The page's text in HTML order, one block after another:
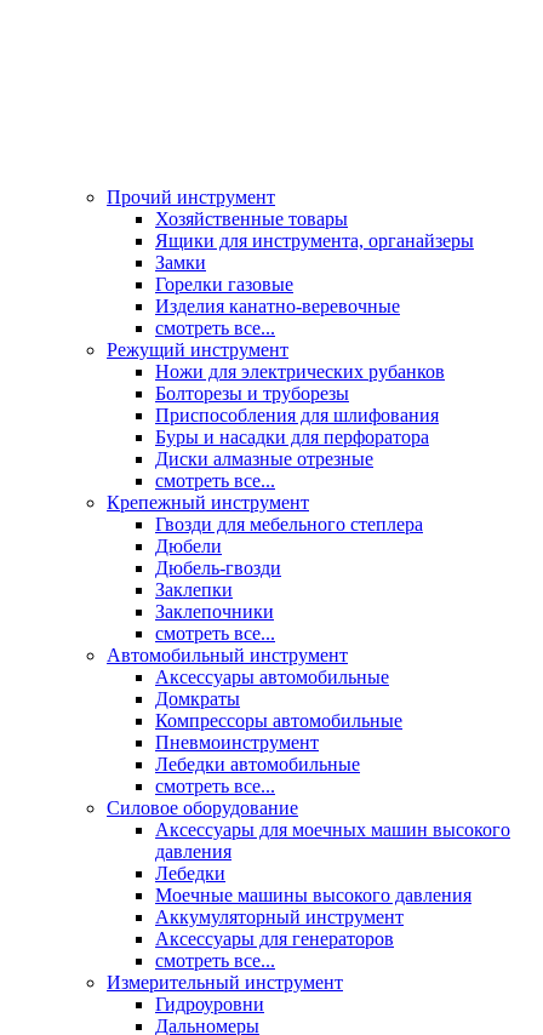
Прочий инструмент
Хозяйственные товары
Ящики для инструмента, органайзеры
Замки
Горелки газовые
Изделия канатно-веревочные
смотреть все...
Режущий инструмент
Ножи для электрических рубанков
Болторезы и труборезы
Приспособления для шлифования
Буры и насадки для перфоратора
Диски алмазные отрезные
смотреть все...
Крепежный инструмент
Гвозди для мебельного степлера
Дюбели
Дюбель-гвозди
Заклепки
Заклепочники
смотреть все...
Автомобильный инструмент
Аксессуары автомобильные
Домкраты
Компрессоры автомобильные
Пневмоинструмент
Лебедки автомобильные
смотреть все...
Силовое оборудование
Аксессуары для моечных машин высокого
давления
Лебедки
Моечные машины высокого давления
Аккумуляторный инструмент
Аксессуары для генераторов
смотреть все...
Измерительный инструмент
Гидроуровни
Дальномеры